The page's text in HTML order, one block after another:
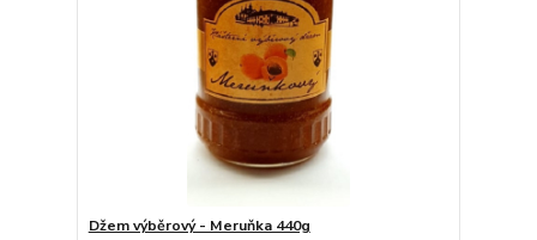
Džem výběrový - Meruňka 440g